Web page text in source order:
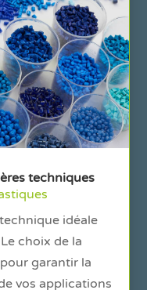
techniques
idéale
choix de la
garantir la
vos applications